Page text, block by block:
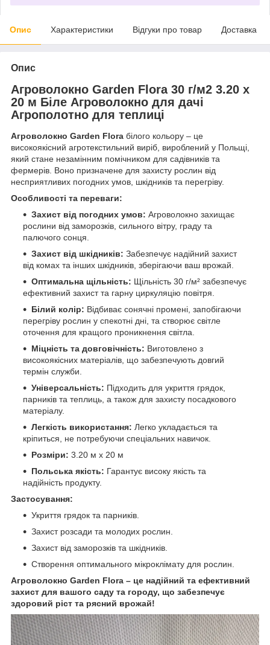
Опис Характеристики Відгуки про товар Доставка
Опис
Агроволокно Garden Flora 30 г/м2 3.20 х
20 м Біле Агроволокно для дачі
Агрополотно для теплиці
Агроволокно Garden Flora білого кольору – це
високоякісний агротекстильний виріб, вироблений у Польщі,
який стане незамінним помічником для садівників та
фермерів. Воно призначене для захисту рослин від
несприятливих погодних умов, шкідників та перегріву.
Особливості та переваги:
Захист від погодних умов: Агроволокно захищає
рослини від заморозків, сильного вітру, граду та
палючого сонця.
Захист від шкідників: Забезпечує надійний захист
від комах та інших шкідників, зберігаючи ваш врожай.
Оптимальна щільність: Щільність 30 г/м² забезпечує
ефективний захист та гарну циркуляцію повітря.
Білий колір: Відбиває сонячні промені, запобігаючи
перегріву рослин у спекотні дні, та створює світле
оточення для кращого проникнення світла.
Міцність та довговічність: Виготовлено з
високоякісних матеріалів, що забезпечують довгий
термін служби.
Універсальність: Підходить для укриття грядок,
парників та теплиць, а також для захисту посадкового
матеріалу.
Легкість використання: Легко укладається та
кріпиться, не потребуючи спеціальних навичок.
Розміри: 3.20 м х 20 м
Польська якість: Гарантує високу якість та
надійність продукту.
Застосування:
Укриття грядок та парників.
Захист розсади та молодих рослин.
Захист від заморозків та шкідників.
Створення оптимального мікроклімату для рослин.
Агроволокно Garden Flora – це надійний та ефективний
захист для вашого саду та городу, що забезпечує
здоровий ріст та рясний врожай!